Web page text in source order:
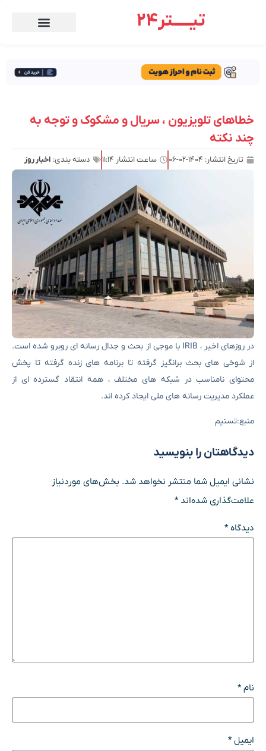
تیـــــتر24
خطاهای تلویزیون ، سریال و مشکوک و توجه به
چند نکته
تاریخ انتشار: ۱۴۰۴-۰۲-۰۶ ساعت انتشار ۱۱:۱۴ دسته بندی: اخبار روز
در روزهای اخیر ، IRIB با موجی از بحث و جدال رسانه ای روبرو شده است.
از شوخی های بحث برانگیز گرفته تا برنامه های زنده گرفته تا پخش
محتوای نامناسب در شبکه های مختلف ، همه انتقاد گسترده ای از
عملکرد مدیریت رسانه های ملی ایجاد کرده اند.
منبع:تسنیم
دیدگاهتان را بنویسید
نشانی ایمیل شما منتشر نخواهد شد. بخش‌های موردنیاز
علامت‌گذاری شده‌اند*
دیدگاه*
نام*
ایمیل*